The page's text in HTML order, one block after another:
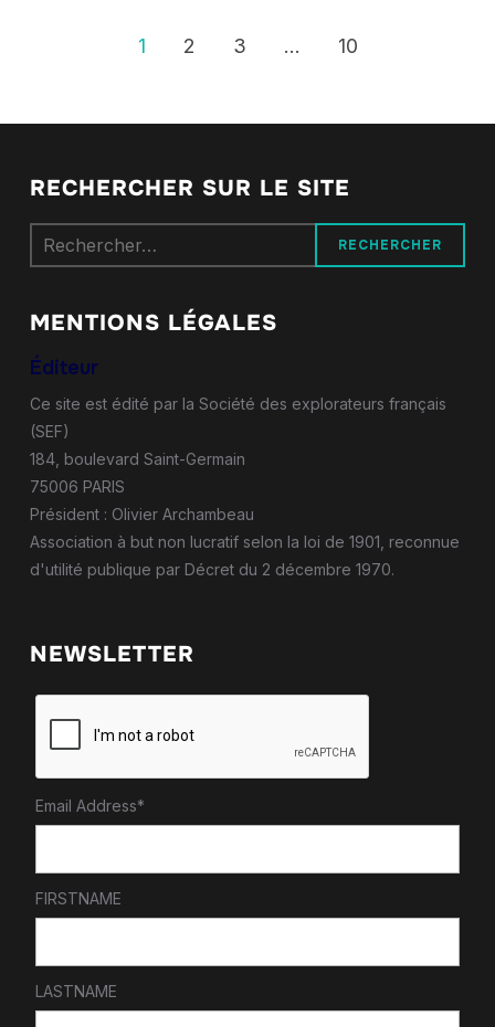
1 2 3 … 10
RECHERCHER SUR LE SITE
Rechercher :
MENTIONS LÉGALES
Éditeur
Ce site est édité par la Société des explorateurs français
(SEF)
184, boulevard Saint-Germain
75006 PARIS
Président : Olivier Archambeau
Association à but non lucratif selon la loi de 1901, reconnue
d'utilité publique par Décret du 2 décembre 1970.
NEWSLETTER
Email Address*
FIRSTNAME
LASTNAME